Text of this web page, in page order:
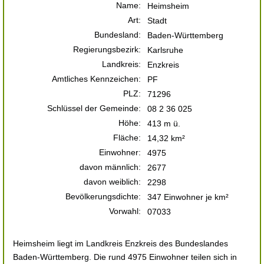
Name:
Heimsheim
Art:
Stadt
Bundesland:
Baden-Württemberg
Regierungsbezirk:
Karlsruhe
Landkreis:
Enzkreis
Amtliches Kennzeichen:
PF
PLZ:
71296
Schlüssel der Gemeinde:
08 2 36 025
Höhe:
413 m ü.
Fläche:
14,32 km²
Einwohner:
4975
davon männlich:
2677
davon weiblich:
2298
Bevölkerungsdichte:
347 Einwohner je km²
Vorwahl:
07033
Heimsheim liegt im Landkreis Enzkreis des Bundeslandes
Baden-Württemberg. Die rund 4975 Einwohner teilen sich in